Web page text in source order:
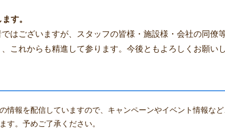
す。
はございますが、スタッフの皆様・施設様・会社の同僚
これからも精進して参ります。今後ともよろしくお願い
情報を配信していますので、キャンペーンやイベント情報な
す。予めご了承ください。